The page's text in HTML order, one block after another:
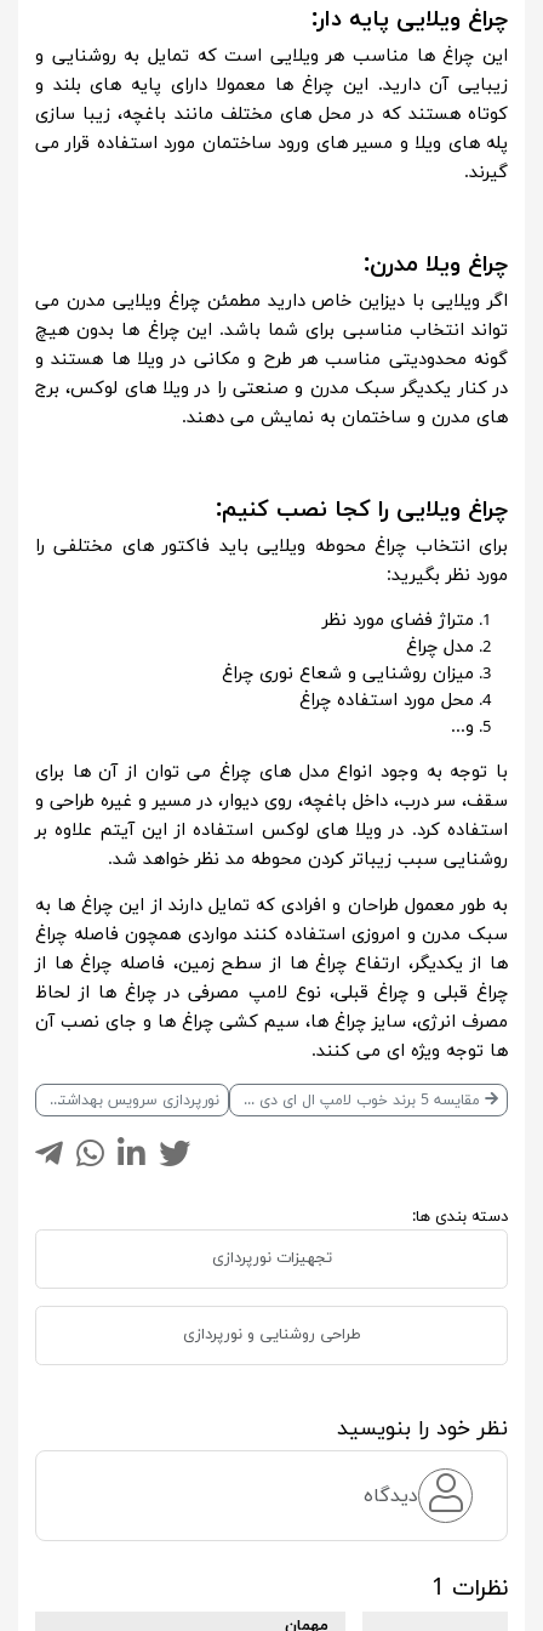
چراغ ویلایی پایه دار:
این چراغ ها مناسب هر ویلایی است که تمایل به روشنایی و
زیبایی آن دارید. این چراغ ها معمولا دارای پایه های بلند و
کوتاه هستند که در محل های مختلف مانند باغچه، زیبا سازی
پله های ویلا و مسیر های ورود ساختمان مورد استفاده قرار می
گیرند.
چراغ ویلا مدرن:
اگر ویلایی با دیزاین خاص دارید مطمئن چراغ ویلایی مدرن می
تواند انتخاب مناسبی برای شما باشد. این چراغ ها بدون هیچ
گونه محدودیتی مناسب هر طرح و مکانی در ویلا ها هستند و
در کنار یکدیگر سبک مدرن و صنعتی را در ویلا های لوکس، برج
های مدرن و ساختمان به نمایش می دهند.
چراغ ویلایی را کجا نصب کنیم:
برای انتخاب چراغ محوطه ویلایی باید فاکتور های مختلفی را
مورد نظر بگیرید:
متراژ فضای مورد نظر
مدل چراغ
میزان روشنایی و شعاع نوری چراغ
محل مورد استفاده چراغ
و...
با توجه به وجود انواع مدل های چراغ می توان از آن ها برای
سقف، سر درب، داخل باغچه، روی دیوار، در مسیر و غیره طراحی و
استفاده کرد. در ویلا های لوکس استفاده از این آیتم علاوه بر
روشنایی سبب زیباتر کردن محوطه مد نظر خواهد شد.
به طور معمول طراحان و افرادی که تمایل دارند از این چراغ ها به
سبک مدرن و امروزی استفاده کنند مواردی همچون فاصله چراغ
ها از یکدیگر، ارتفاع چراغ ها از سطح زمین، فاصله چراغ ها از
چراغ قبلی و چراغ قبلی، نوع لامپ مصرفی در چراغ ها از لحاظ
مصرف انرژی، سایز چراغ ها، سیم کشی چراغ ها و جای نصب آن
ها توجه ویژه ای می کنند.
مقایسه 5 برند خوب لامپ ال ای دی در بازار نورپردازی سرویس بهداشتی
دسته بندی ها:
تجهیزات نورپردازی
طراحی روشنایی و نورپردازی
نظر خود را بنویسید
دیدگاه
نظرات 1
مهمان